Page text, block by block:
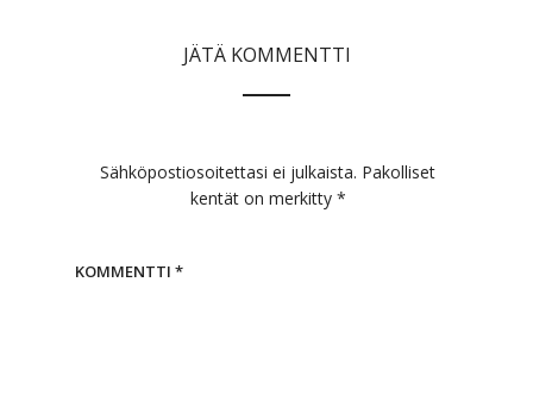
JÄTÄ KOMMENTTI
Sähköpostiosoitettasi ei julkaista. Pakolliset
kentät on merkitty *
KOMMENTTI *